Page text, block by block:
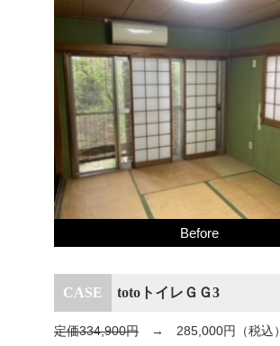
Before
totoトイレＧＧ3
定価334,900円 → 285,000円（税込）